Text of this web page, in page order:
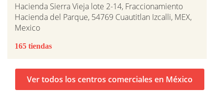
Hacienda Sierra Vieja lote 2-14, Fraccionamiento
Hacienda del Parque, 54769 Cuautitlan Izcalli, MEX,
Mexico
165 tiendas
Ver todos los centros comerciales en México